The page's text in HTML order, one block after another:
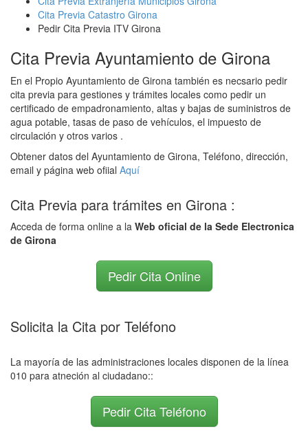
Cita Previa Catastro Girona
Pedir Cita Previa ITV Girona
Cita Previa Ayuntamiento de Girona
En el Propio Ayuntamiento de Girona también es necsario pedir
cita previa para gestiones y trámites locales como pedir un
certificado de empadronamiento, altas y bajas de suministros de
agua potable, tasas de paso de vehículos, el impuesto de
circulación y otros varios .
Obtener datos del Ayuntamiento de Girona, Teléfono, dirección,
email y página web ofiial Aquí
Cita Previa para trámites en Girona :
Acceda de forma online a la Web oficial de la Sede Electronica
de Girona
Pedir Cita Online
Solicita la Cita por Teléfono
La mayoría de las administraciones locales disponen de la línea
010 para atneción al ciudadano::
Pedir Cita Teléfono